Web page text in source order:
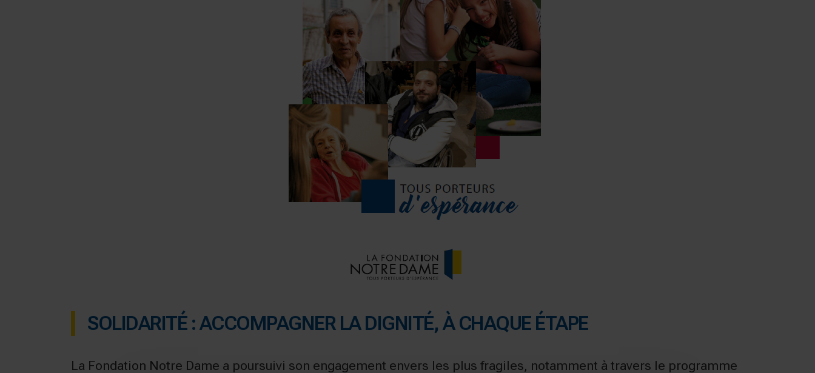
SOLIDARITÉ : ACCOMPAGNER LA DIGNITÉ, À CHAQUE ÉTAPE
La Fondation Notre Dame a poursuivi son engagement envers les plus fragiles, notamment à travers le programme